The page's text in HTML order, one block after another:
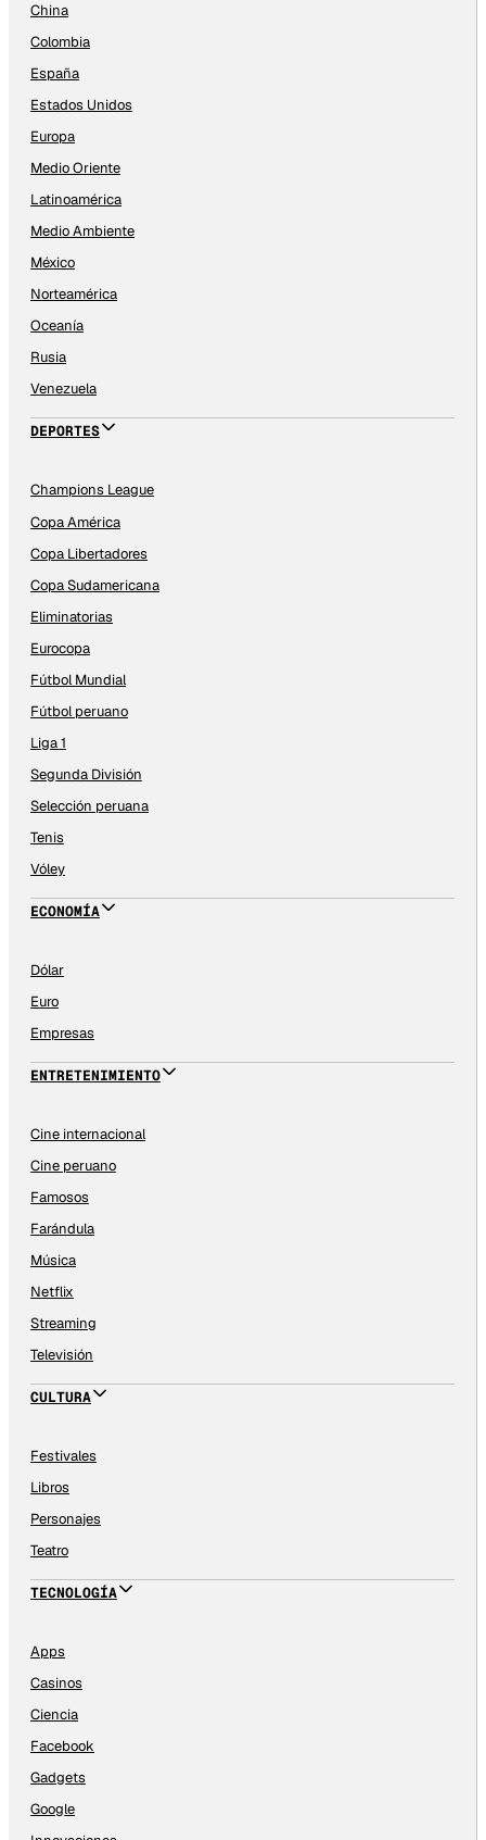
China
Colombia
España
Estados Unidos
Europa
Medio Oriente
Latinoamérica
Medio Ambiente
México
Norteamérica
Oceanía
Rusia
Venezuela
DEPORTES
Champions League
Copa América
Copa Libertadores
Copa Sudamericana
Eliminatorias
Eurocopa
Fútbol Mundial
Fútbol peruano
Liga 1
Segunda División
Selección peruana
Tenis
Vóley
ECONOMÍA
Dólar
Euro
Empresas
ENTRETENIMIENTO
Cine internacional
Cine peruano
Famosos
Farándula
Música
Netflix
Streaming
Televisión
CULTURA
Festivales
Libros
Personajes
Teatro
TECNOLOGÍA
Apps
Casinos
Ciencia
Facebook
Gadgets
Google